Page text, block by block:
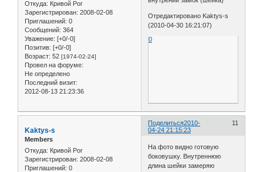
Откуда: Кривой Рог
Зарегистрирован: 2008-02-08
Приглашений: 0
Сообщений: 364
Уважение: [+0/-0]
Позитив: [+0/-0]
Возраст: 52 [1974-02-24]
Провел на форуме:
Не определено
Последний визит:
2012-08-13 21:23:36
Отредактировано Kaktys-s
(2010-04-30 16:21:07)
0
Поделиться 11
2010-
04-24 21:15:23
Kaktys-s
Members
Откуда: Кривой Рог
Зарегистрирован: 2008-02-08
Приглашений: 0
На фото видно готовую
боковушку. Внутреннюю
длина шейки замеряю